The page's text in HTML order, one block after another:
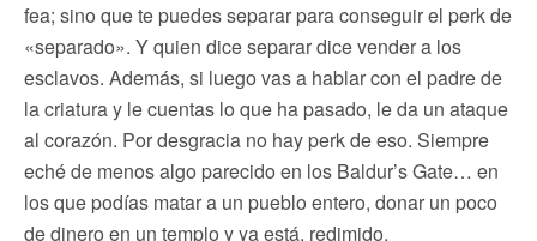
fea; sino que te puedes separar para conseguir el perk de
«separado». Y quien dice separar dice vender a los
esclavos. Además, si luego vas a hablar con el padre de
la criatura y le cuentas lo que ha pasado, le da un ataque
al corazón. Por desgracia no hay perk de eso. Siempre
eché de menos algo parecido en los Baldur’s Gate… en
los que podías matar a un pueblo entero, donar un poco
de dinero en un templo y ya está, redimido.